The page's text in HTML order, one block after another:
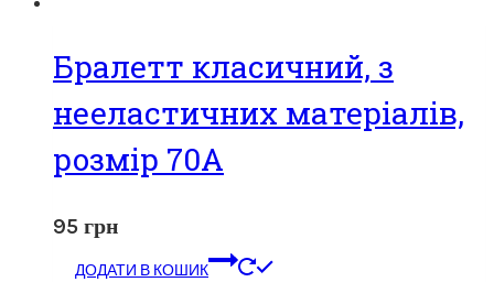
Бралетт класичний, з
нееластичних матеріалів,
розмір 70А
95 грн
ДОДАТИ В КОШИК